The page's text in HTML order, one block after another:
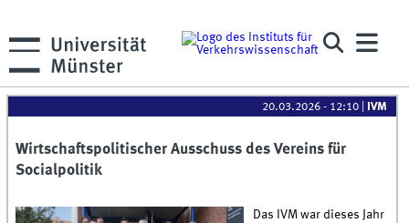
20.03.2026 - 12:10 IVM
Wirtschaftspolitischer Ausschuss des Vereins für
Socialpolitik
Das IVM war dieses Jahr